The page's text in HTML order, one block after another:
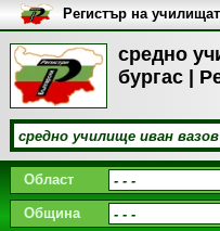
средно
бургас |
Регистър на
университетите в
Област
Община